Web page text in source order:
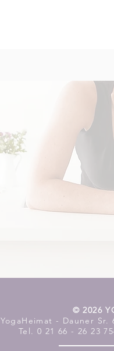
​© 2026
YogaHeimat - Dauner Sr.
Tel. 0 21 66 - 26 23